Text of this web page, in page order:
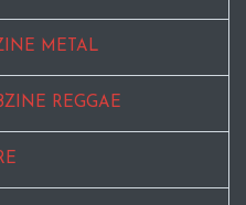
METAL
REGGAE